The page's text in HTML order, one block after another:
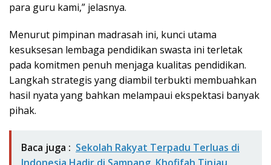
para guru kami,” jelasnya.
Menurut pimpinan madrasah ini, kunci utama
kesuksesan lembaga pendidikan swasta ini terletak
pada komitmen penuh menjaga kualitas pendidikan.
Langkah strategis yang diambil terbukti membuahkan
hasil nyata yang bahkan melampaui ekspektasi banyak
pihak.
Baca juga : Sekolah Rakyat Terpadu Terluas di